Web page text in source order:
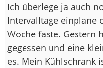
Ich überlege ja auch
Intervalltage einplane
Woche faste. Gestern
gegessen und eine
es. Mein Kühlschrank